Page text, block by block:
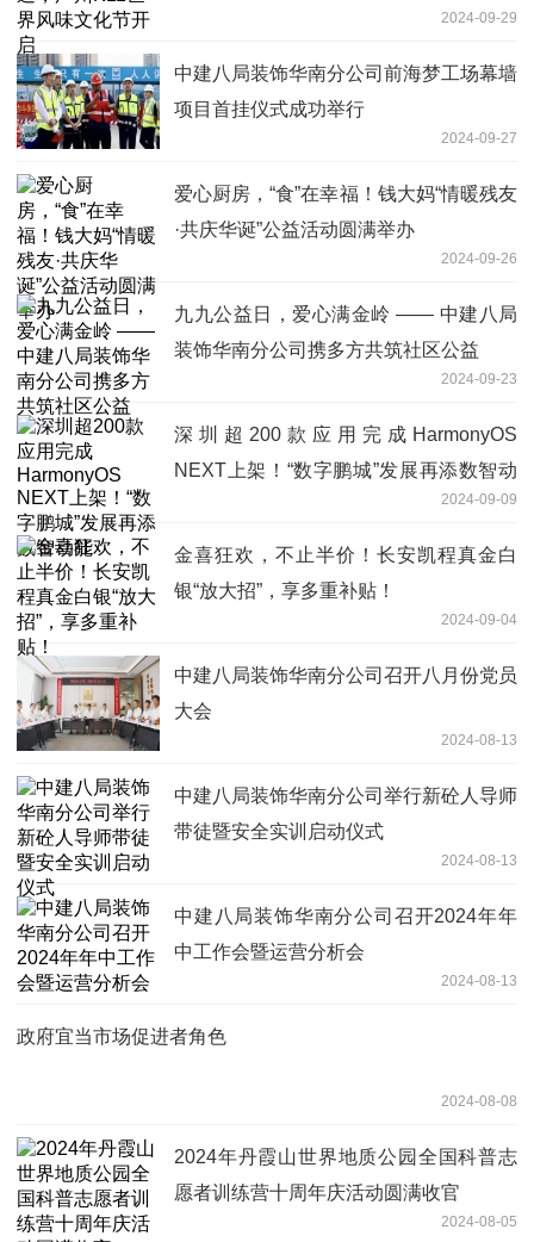
2024-09-29
中建八局装饰华南分公司前海梦工场幕墙
项目首挂仪式成功举行
2024-09-27
爱心厨房，“食”在幸福！钱大妈“情暖残友
·共庆华诞”公益活动圆满举办
2024-09-26
九九公益日，爱心满金岭 —— 中建八局
装饰华南分公司携多方共筑社区公益
2024-09-23
深圳超200款应用完成HarmonyOS
NEXT上架！“数字鹏城”发展再添数智动
2024-09-09
金喜狂欢，不止半价！长安凯程真金白
银“放大招”，享多重补贴！
2024-09-04
中建八局装饰华南分公司召开八月份党员
大会
2024-08-13
中建八局装饰华南分公司举行新砼人导师
带徒暨安全实训启动仪式
2024-08-13
中建八局装饰华南分公司召开2024年年
中工作会暨运营分析会
2024-08-13
政府宜当市场促进者角色
2024-08-08
2024年丹霞山世界地质公园全国科普志
愿者训练营十周年庆活动圆满收官
2024-08-05